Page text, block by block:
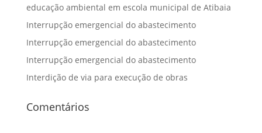
educação ambiental em escola municipal de Atibaia
Interrupção emergencial do abastecimento
Interrupção emergencial do abastecimento
Interrupção emergencial do abastecimento
Interdição de via para execução de obras
Comentários